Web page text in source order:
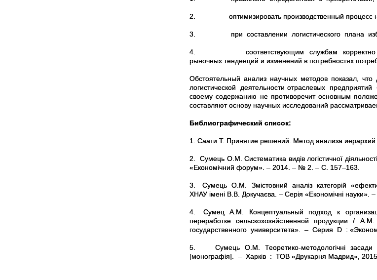
2. оптимизировать производственный процесс
3. при составлении логистического плана
4.
соответствующим службам корректно
рыночных тенденций и изменений в потребностях
Обстоятельный анализ научных методов показал,
логистической деятельности отраслевых
своему содержанию не противоречит основным
составляют основу научных исследований
Библиографический список:
1. Саати Т. Принятие решений. Метод анализа
2.
Сумець О.М. Систематика видів логістичної
«Економічний форум». – 2014. – № 2. – С. 157–163.
3.
Сумець О.М. Змістовний аналіз категорій
ХНАУ імені В.В. Докучаєва. – Серія «Економічні
4.
Сумец А.М. Концептуальный подход к
переработке сельскохозяйственной продукции /
государственного университета». – Серия D :
5.
Сумець О.М. Теоретико-методологічні
[монографія]. – Харків : ТОВ «Друкарня Мадрид»,